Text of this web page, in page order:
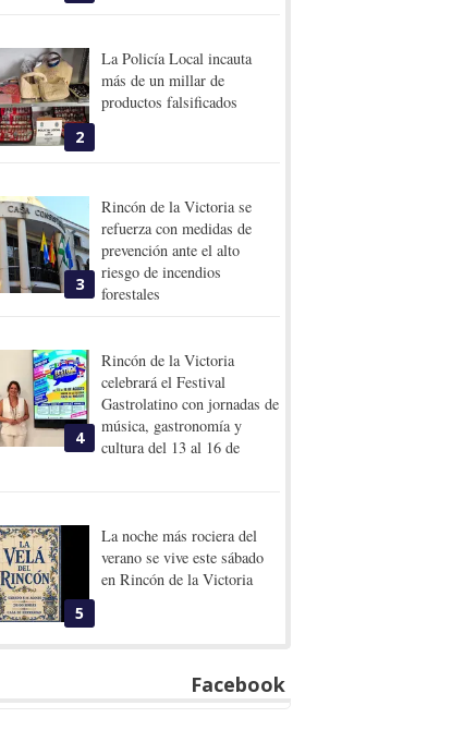
2
La Policía Local incauta
más de un millar de
productos falsificados
3
Rincón de la Victoria se
refuerza con medidas de
prevención ante el alto
riesgo de incendios
forestales
4
Rincón de la Victoria
celebrará el Festival
Gastrolatino con jornadas de
música, gastronomía y
cultura del 13 al 16 de
5
La noche más rociera del
verano se vive este sábado
en Rincón de la Victoria
Facebook